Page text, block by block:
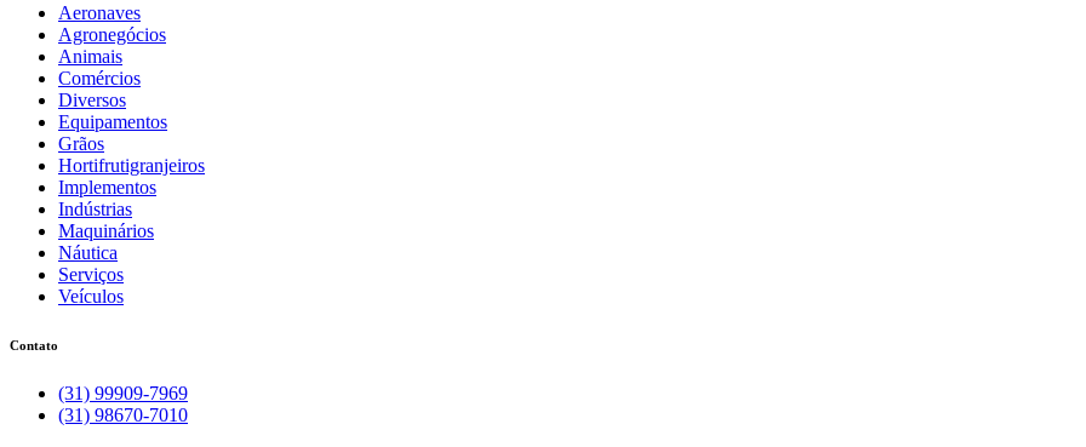
Aeronaves
Agronegócios
Animais
Comércios
Diversos
Equipamentos
Grãos
Hortifrutigranjeiros
Implementos
Indústrias
Maquinários
Náutica
Serviços
Veículos
Contato
(31) 99909-7969
(31) 98670-7010